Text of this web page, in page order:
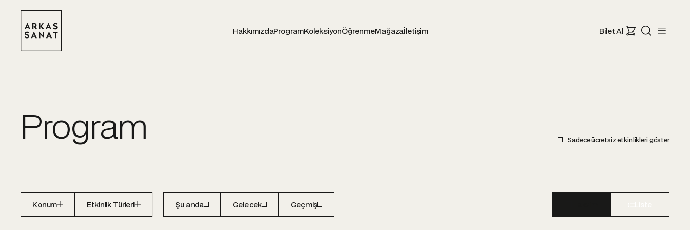
HakkımızdaProgramKoleksiyonÖğrenmeMağazaİletişim Bilet Al
Program Sadece ücretsiz etkinlikleri göster
Konum Etkinlik Türleri Şu anda Gelecek Geçmiş